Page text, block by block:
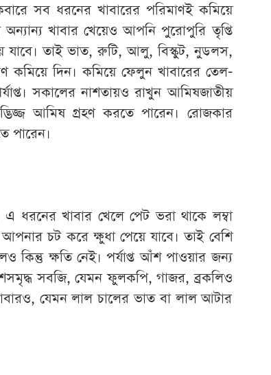
সব ধরনের খাবারের পরিমাণই কমিয়ে
খাবার খেয়েও আপনি পুরোপুরি তৃপ্তি
যাবে। তাই ভাত, রুটি, আলু, বিস্কুট, নুডলস,
কমিয়ে দিন। কমিয়ে ফেলুন খাবারের তেল-
সকালের নাশতায়ও রাখুন আমিষজাতীয়
আমিষ গ্রহণ করতে পারেন। রোজকার
পারেন।
ধরনের খাবার খেলে পেট ভরা থাকে লম্বা
চট করে ক্ষুধা পেয়ে যাবে। তাই বেশি
কিন্তু ক্ষতি নেই। পর্যাপ্ত আঁশ পাওয়ার জন্য
সবজি, যেমন ফুলকপি, গাজর, ব্রকলিও
যেমন লাল চালের ভাত বা লাল আটার